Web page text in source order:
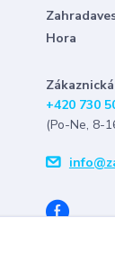
Hora
+420 730
(Po-Ne, 8-